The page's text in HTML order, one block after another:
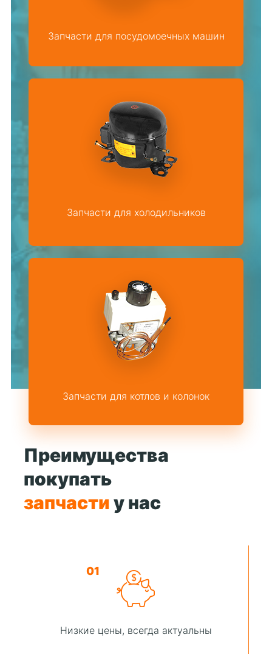
Запчасти для посудомоечных машин
Запчасти для холодильников
Запчасти для котлов и колонок
Преимущества
покупать
запчастиу нас
01
Низкие цены, всегда актуальны